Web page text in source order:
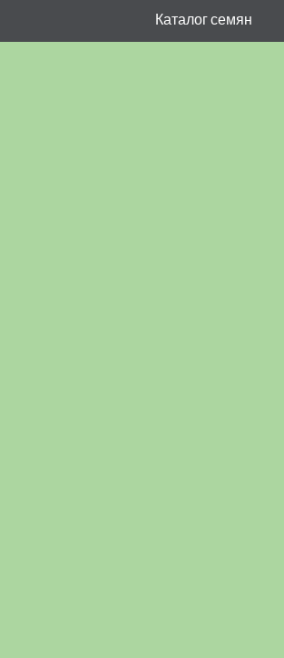
Каталог семян